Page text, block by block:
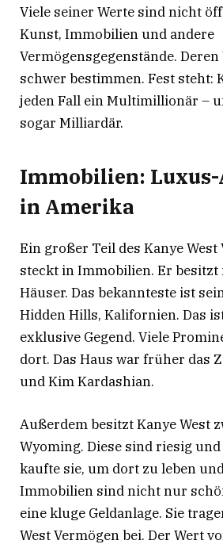
Viele seiner Werte sind nicht
Kunst, Immobilien und andere
Vermögensgegenstände.
schwer bestimmen. Fest steht:
jeden Fall ein Multimillionär –
sogar Milliardär.
Immobilien: Luxus-
in Amerika
Ein großer Teil des Kanye West
steckt in Immobilien. Er
Häuser. Das bekannteste ist
Hidden Hills, Kalifornien. Das
exklusive Gegend. Viele
dort. Das Haus war früher das
und Kim Kardashian.
Außerdem besitzt Kanye West
Wyoming. Diese sind riesig
kaufte sie, um dort zu leben
Immobilien sind nicht nur
eine kluge Geldanlage. Sie
West Vermögen bei. Der Wert